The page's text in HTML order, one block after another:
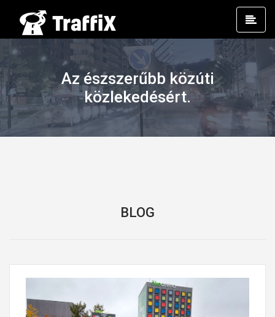
Az észszerűbb közúti
közlekedésért.
BLOG